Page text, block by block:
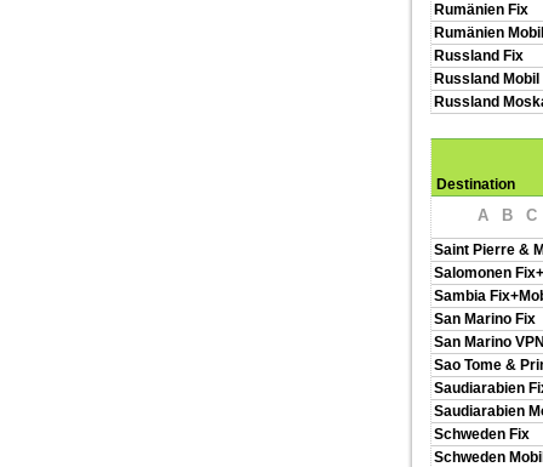
Rumänien Fix
Rumänien Mobil
Russland Fix
Russland Mobil
Russland
Destination
A B C
Saint Pierre &
Salomonen
Sambia
San Marino Fix
San Marino
Sao Tome &
Saudiarabien
Saudiarabien
Schweden Fix
Schweden